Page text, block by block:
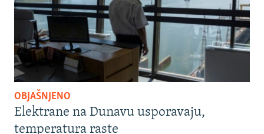
OBJAŠNJENO
Elektrane na Dunavu usporavaju,
temperatura raste